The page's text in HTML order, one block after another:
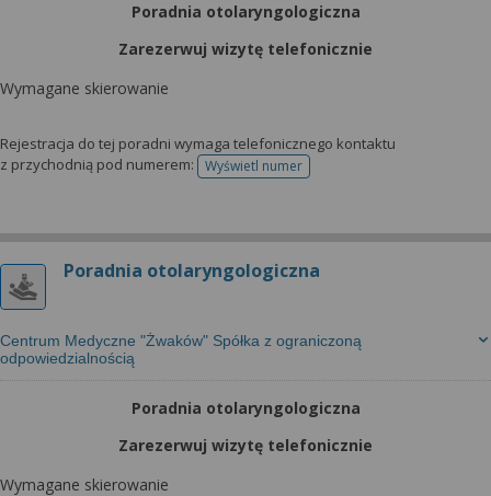
Poradnia otolaryngologiczna
Zarezerwuj wizytę telefonicznie
Wymagane skierowanie
Rejestracja do tej poradni wymaga telefonicznego kontaktu
z przychodnią pod numerem:
Wyświetl numertelefonu do rejestracji
Poradnia otolaryngologiczna
Centrum Medyczne "Żwaków" Spółka z ograniczoną
odpowiedzialnością
Poradnia otolaryngologiczna
Zarezerwuj wizytę telefonicznie
Wymagane skierowanie